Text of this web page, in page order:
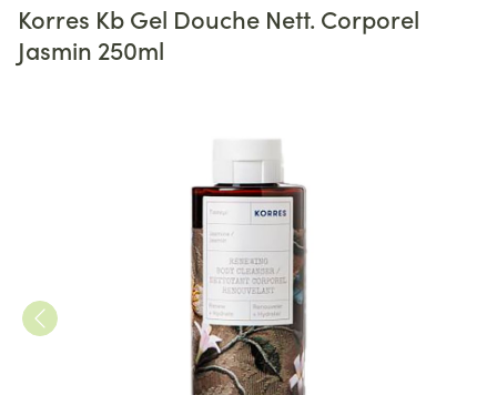
Korres Kb Gel Douche Nett. Corporel
Jasmin 250ml